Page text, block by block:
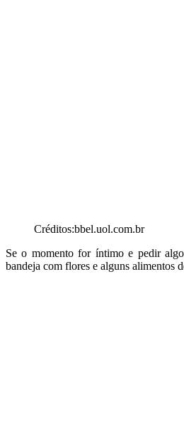
Créditos:bbel.uol.com.br
Se o momento for íntimo e pedir
bandeja com flores e alguns alimentos